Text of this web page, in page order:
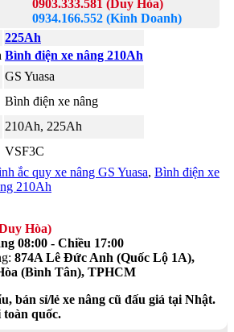
0903.333.581 (Duy Hòa)
0934.166.552 (Kinh Doanh)
225Ah
Bình điện xe nâng 210Ah
GS Yuasa
Bình điện xe nâng
210Ah, 225Ah
VSF3C
ắc quy xe nâng GS Yuasa, Bình điện xe
210Ah
Hòa)
08:00 - Chiều 17:00
874A Lê Đức Anh (Quốc Lộ 1A),
(Bình Tân), TPHCM
bán sỉ/lẻ xe nâng cũ đấu giá tại Nhật.
toàn quốc.